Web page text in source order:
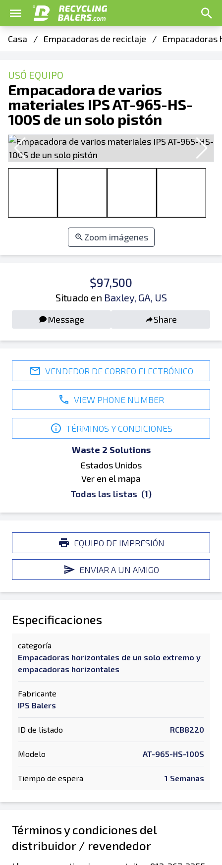
Casa / Empacadoras de reciclaje / Empacadoras
USÓ EQUIPO
Empacadora de varios
materiales IPS AT-965-HS-
100S de un solo pistón
Zoom imágenes
$97,500
Situado en Baxley, GA, US
Message Share
VENDEDOR DE CORREO ELECTRÓNICO
VIEW PHONE NUMBER
TÉRMINOS Y CONDICIONES
Waste 2 Solutions
Estados Unidos
Ver en el mapa
Todas las listas (1)
EQUIPO DE IMPRESIÓN
ENVIAR A UN AMIGO
Especificaciones
categoría
Empacadoras horizontales de un solo extremo y
empacadoras horizontales
Fabricante
IPS Balers
ID de listado RCB8220
Modelo AT-965-HS-100S
Tiempo de espera 1 Semanas
Términos y condiciones del
distribuidor / revendedor